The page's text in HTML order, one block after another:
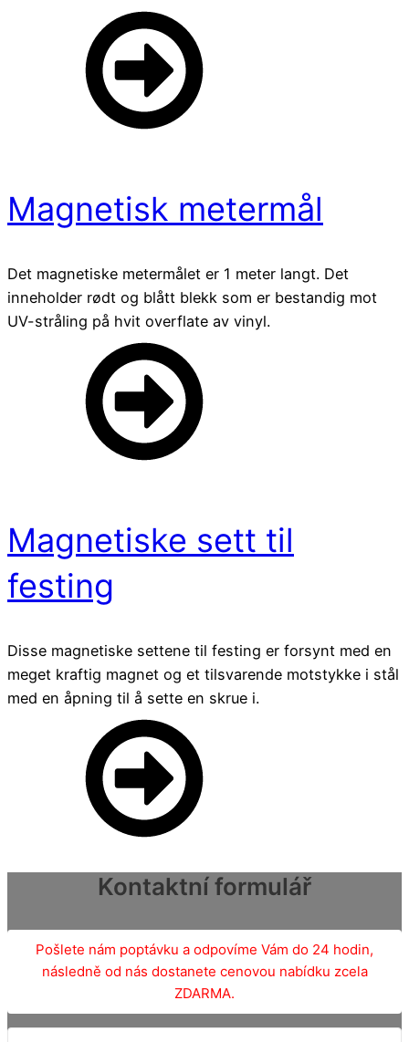
Magnetisk metermål
Det magnetiske metermålet er 1 meter langt. Det
inneholder rødt og blått blekk som er bestandig mot
UV-stråling på hvit overflate av vinyl.
Magnetiske sett til
festing
Disse magnetiske settene til festing er forsynt med en
meget kraftig magnet og et tilsvarende motstykke i stål
med en åpning til å sette en skrue i.
Kontaktní formulář
Pošlete nám poptávku a odpovíme Vám do 24 hodin,
následně od nás dostanete cenovou nabídku zcela
ZDARMA.